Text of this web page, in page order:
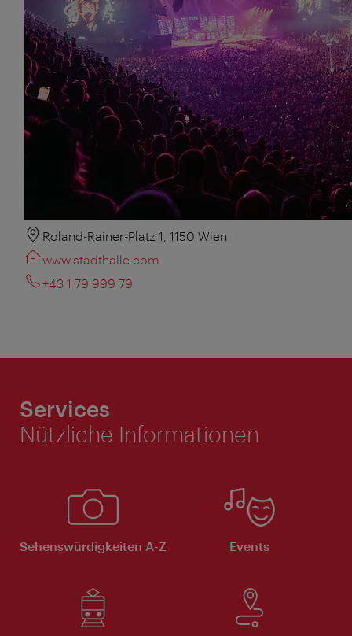
Roland-Rainer-Platz 1, 1150 Wien
www.stadthalle.com
+43 1 79 999 79
Services
Nützliche Informationen
Sehenswürdigkeiten A-Z Events